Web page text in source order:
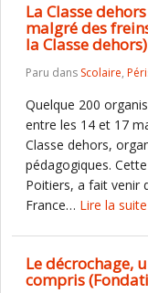
La Classe
malgré des
la Classe dehors)
Paru dans Scolaire,
Quelque 200
entre les 14 et 17
Classe dehors,
pédagogiques.
Poitiers, a fait venir
France… Lire la suite
Le décrochage,
compris